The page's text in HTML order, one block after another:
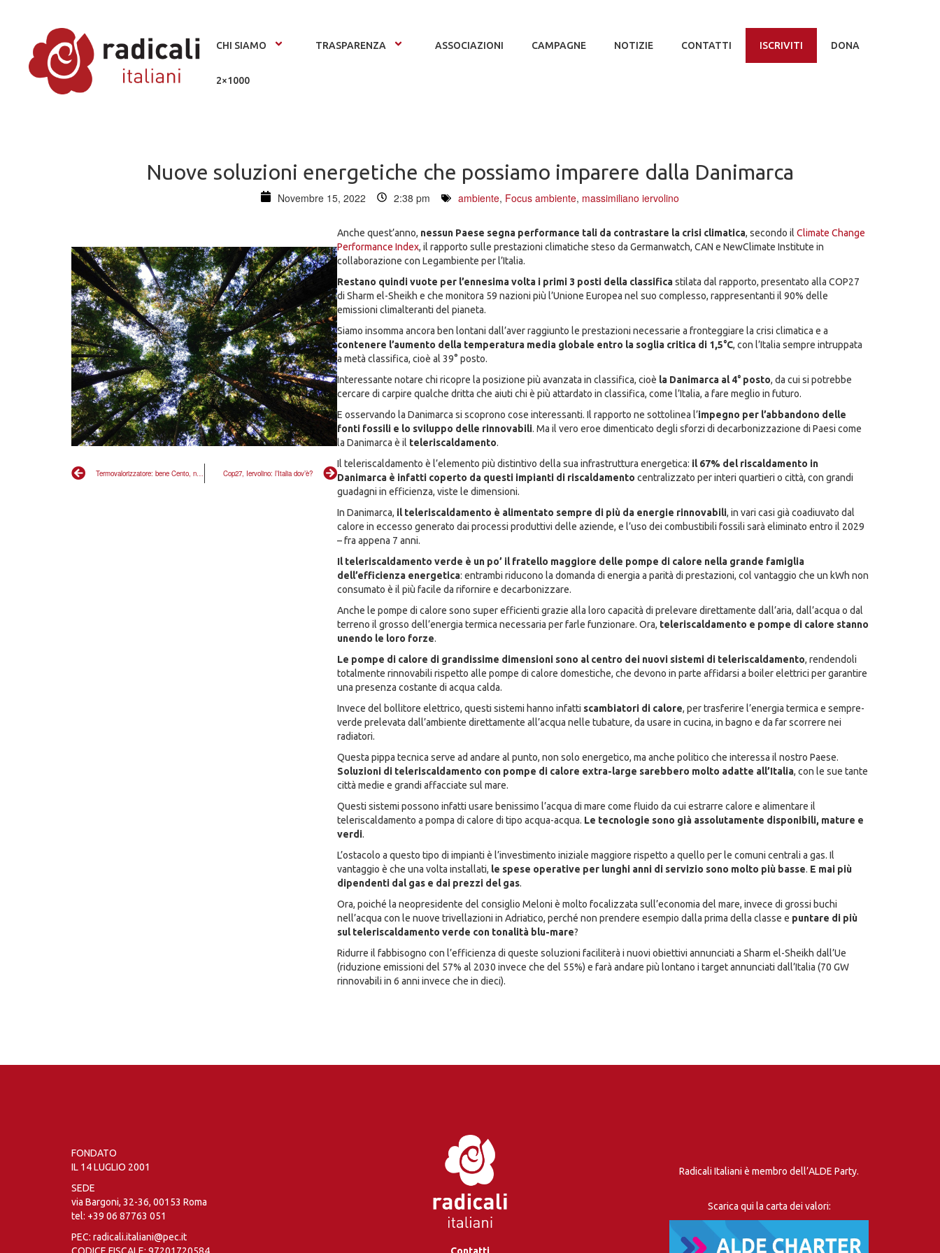
CHI SIAMO TRASPARENZA ASSOCIAZIONI CAMPAGNE NOTIZIE CONTATTI ISCRIVITI DONA
2×1000
Nuove soluzioni energetiche che possiamo imparere dalla Danimarca
Novembre 15, 2022 2:38 pm ambiente, Focus ambiente, massimiliano iervolino
Cop27, Iervolino: l’Italia dov’è?
Anche quest’anno, nessun Paese segna performance tali da contrastare la crisi climatica, secondo il Climate Change
Performance Index, il rapporto sulle prestazioni climatiche steso da Germanwatch, CAN e NewClimate Institute in
collaborazione con Legambiente per l’Italia.
Restano quindi vuote per l’ennesima volta i primi 3 posti della classificastilata dal rapporto, presentato alla COP27
di Sharm el-Sheikh e che monitora 59 nazioni più l’Unione Europea nel suo complesso, rappresentanti il 90% delle
emissioni climalteranti del pianeta.
Siamo insomma ancora ben lontani dall’aver raggiunto le prestazioni necessarie a fronteggiare la crisi climatica e a
contenere l’aumento della temperatura media globale entro la soglia critica di 1,5°C, con l’Italia sempre intruppata
a metà classifica, cioè al 39° posto.
Interessante notare chi ricopre la posizione più avanzata in classifica, cioè la Danimarca al 4° posto, da cui si potrebbe
cercare di carpire qualche dritta che aiuti chi è più attardato in classifica, come l’Italia, a fare meglio in futuro.
E osservando la Danimarca si scoprono cose interessanti. Il rapporto ne sottolinea l’impegno per l’abbandono delle
fonti fossili e lo sviluppo delle rinnovabili. Ma il vero eroe dimenticato degli sforzi di decarbonizzazione di Paesi come
la Danimarca è il teleriscaldamento.
Il teleriscaldamento è l’elemento più distintivo della sua infrastruttura energetica: il 67% del riscaldamento in
Danimarca è infatti coperto da questi impianti di riscaldamento centralizzato per interi quartieri o città, con grandi
guadagni in efficienza, viste le dimensioni.
In Danimarca, il teleriscaldamento è alimentato sempre di più da energie rinnovabili, in vari casi già coadiuvato dal
calore in eccesso generato dai processi produttivi delle aziende, e l’uso dei combustibili fossili sarà eliminato entro il 2029
– fra appena 7 anni.
Il teleriscaldamento verde è un po’ il fratello maggiore delle pompe di calore nella grande famiglia
dell’efficienza energetica: entrambi riducono la domanda di energia a parità di prestazioni, col vantaggio che un kWh non
consumato è il più facile da rifornire e decarbonizzare.
Anche le pompe di calore sono super efficienti grazie alla loro capacità di prelevare direttamente dall’aria, dall’acqua o dal
terreno il grosso dell’energia termica necessaria per farle funzionare. Ora, teleriscaldamento e pompe di calore stanno
unendo le loro forze.
Le pompe di calore di grandissime dimensioni sono al centro dei nuovi sistemi di teleriscaldamento, rendendoli
totalmente rinnovabili rispetto alle pompe di calore domestiche, che devono in parte affidarsi a boiler elettrici per garantire
una presenza costante di acqua calda.
Invece del bollitore elettrico, questi sistemi hanno infatti scambiatori di calore, per trasferire l’energia termica e sempre-
verde prelevata dall’ambiente direttamente all’acqua nelle tubature, da usare in cucina, in bagno e da far scorrere nei
radiatori.
Questa pippa tecnica serve ad andare al punto, non solo energetico, ma anche politico che interessa il nostro Paese.
Soluzioni di teleriscaldamento con pompe di calore extra-large sarebbero molto adatte all’Italia, con le sue tante
città medie e grandi affacciate sul mare.
Questi sistemi possono infatti usare benissimo l’acqua di mare come fluido da cui estrarre calore e alimentare il
teleriscaldamento a pompa di calore di tipo acqua-acqua. Le tecnologie sono già assolutamente disponibili, mature e
verdi.
L’ostacolo a questo tipo di impianti è l’investimento iniziale maggiore rispetto a quello per le comuni centrali a gas. Il
vantaggio è che una volta installati, le spese operative per lunghi anni di servizio sono molto più basse. E mai più
dipendenti dal gas e dai prezzi del gas.
Ora, poiché la neopresidente del consiglio Meloni è molto focalizzata sull’economia del mare, invece di grossi buchi
nell’acqua con le nuove trivellazioni in Adriatico, perché non prendere esempio dalla prima della classe e puntare di più
sul teleriscaldamento verde con tonalità blu-mare?
Ridurre il fabbisogno con l’efficienza di queste soluzioni faciliterà i nuovi obiettivi annunciati a Sharm el-Sheikh dall’Ue
(riduzione emissioni del 57% al 2030 invece che del 55%) e farà andare più lontano i target annunciati dall’Italia (70 GW
rinnovabili in 6 anni invece che in dieci).
FONDATO
IL 14 LUGLIO 2001
SEDE
via Bargoni, 32-36, 00153 Roma
tel: +39 06 87763 051
PEC: radicali.italiani@pec.it
CODICE FISCALE: 97201720584
Radicali Italiani è membro dell’ALDE Party.
Scarica qui la carta dei valori: